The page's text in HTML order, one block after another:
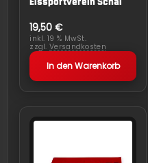
19,50€
inkl. 19 % MwSt.
zzgl.Versandkosten
In den Warenkorb